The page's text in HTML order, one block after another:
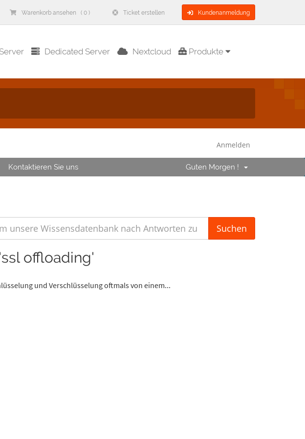
Warenkorb ansehen ( 0 ) Ticket erstellen Kundenanmeldung
Dedicated Server Nextcloud Produkte
Anmelden
Kontaktieren Sie uns Guten Morgen !
offloading'
und Verschlüsselung oftmals von einem...